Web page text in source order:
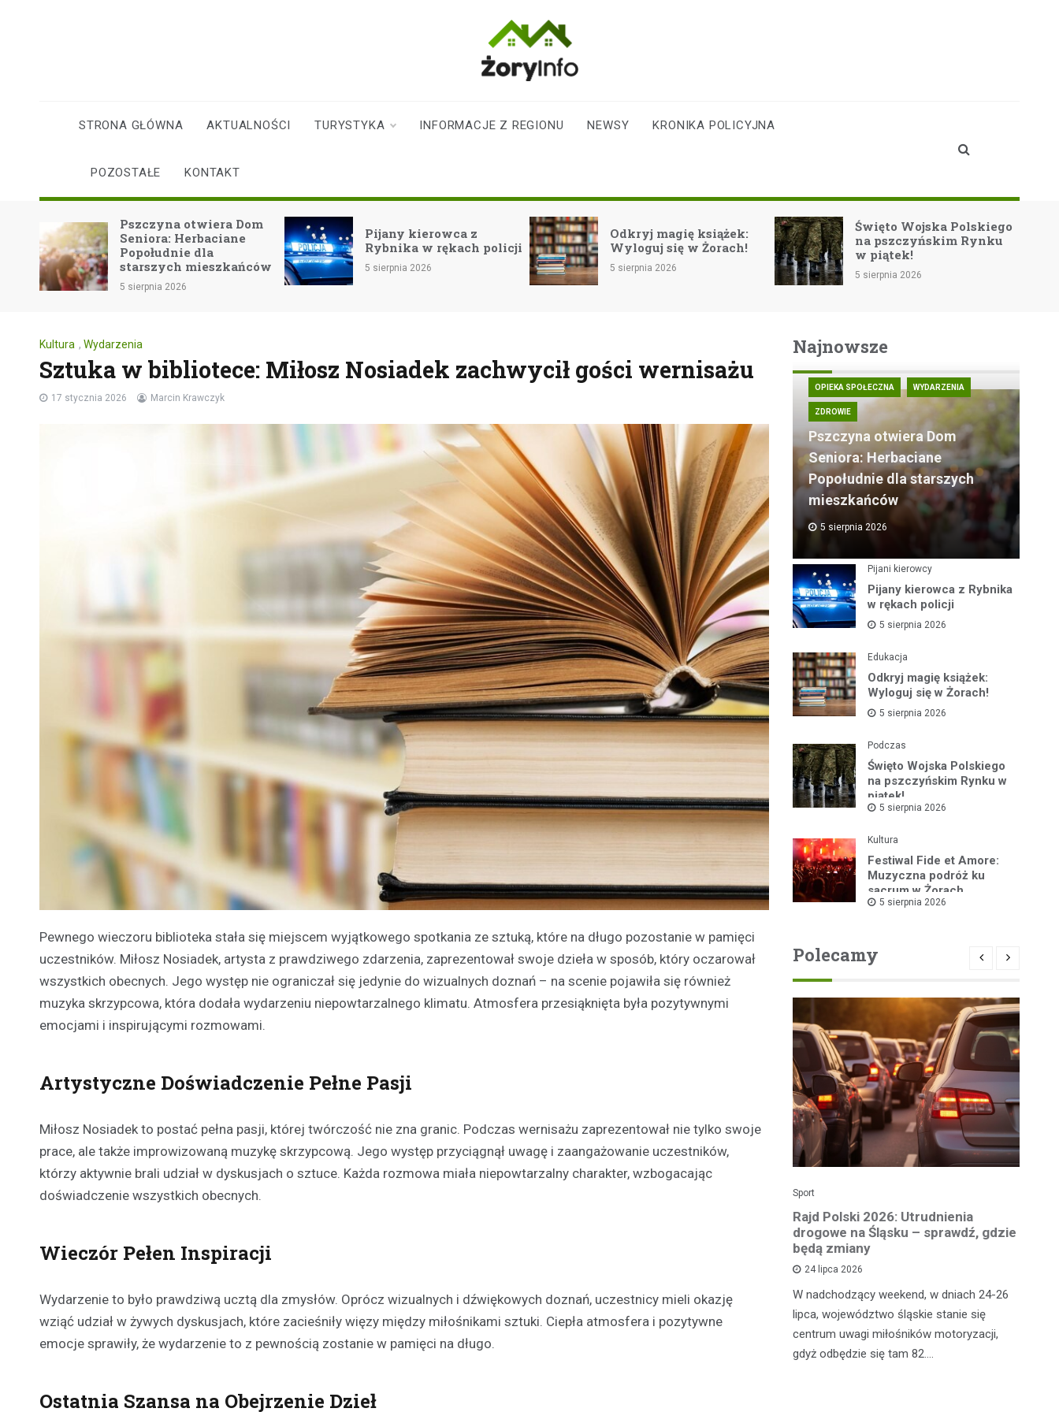
mieszkańców
Żor
STRONA GŁÓWNA AKTUALNOŚCI TURYSTYKA INFORMACJE Z REGIONU NEWSY KRONIKA POLICYJNA
POZOSTAŁE KONTAKT
Pszczyna otwiera Dom
Seniora: Herbaciane
Popołudnie dla
starszych mieszkańców
5 sierpnia 2026
Pijany kierowca z
Rybnika w rękach policji
5 sierpnia 2026
Odkryj magię książek:
Wyloguj się w Żorach!
5 sierpnia 2026
Święto Wojska Polskiego
na pszczyńskim Rynku
w piątek!
5 sierpnia 2026
Kultura , Wydarzenia
Sztuka w bibliotece: Miłosz Nosiadek zachwycił gości wernisażu
17 stycznia 2026 Marcin Krawczyk
Pewnego wieczoru biblioteka stała się miejscem wyjątkowego spotkania ze sztuką, które na długo pozostanie w pamięci
uczestników. Miłosz Nosiadek, artysta z prawdziwego zdarzenia, zaprezentował swoje dzieła w sposób, który oczarował
wszystkich obecnych. Jego występ nie ograniczał się jedynie do wizualnych doznań – na scenie pojawiła się również
muzyka skrzypcowa, która dodała wydarzeniu niepowtarzalnego klimatu. Atmosfera przesiąknięta była pozytywnymi
emocjami i inspirującymi rozmowami.
Artystyczne Doświadczenie Pełne Pasji
Miłosz Nosiadek to postać pełna pasji, której twórczość nie zna granic. Podczas wernisażu zaprezentował nie tylko swoje
prace, ale także improwizowaną muzykę skrzypcową. Jego występ przyciągnął uwagę i zaangażowanie uczestników,
którzy aktywnie brali udział w dyskusjach o sztuce. Każda rozmowa miała niepowtarzalny charakter, wzbogacając
doświadczenie wszystkich obecnych.
Wieczór Pełen Inspiracji
Wydarzenie to było prawdziwą ucztą dla zmysłów. Oprócz wizualnych i dźwiękowych doznań, uczestnicy mieli okazję
wziąć udział w żywych dyskusjach, które zacieśniły więzy między miłośnikami sztuki. Ciepła atmosfera i pozytywne
emocje sprawiły, że wydarzenie to z pewnością zostanie w pamięci na długo.
Ostatnia Szansa na Obejrzenie Dzieł
Najnowsze
OPIEKA SPOŁECZNA WYDARZENIA
ZDROWIE
Pszczyna otwiera Dom
Seniora: Herbaciane
Popołudnie dla starszych
mieszkańców
5 sierpnia 2026
Pijani kierowcy
Pijany kierowca z Rybnika
w rękach policji
5 sierpnia 2026
Edukacja
Odkryj magię książek:
Wyloguj się w Żorach!
5 sierpnia 2026
Podczas
Święto Wojska Polskiego
na pszczyńskim Rynku w
piątek!
5 sierpnia 2026
Kultura
Festiwal Fide et Amore:
Muzyczna podróż ku
sacrum w Żorach
5 sierpnia 2026
Polecamy
W minioną niedzielę mieszkańcy
Moszczenicy mieli okazję uczestniczyć w
Sport
Rajd Polski 2026: Utrudnienia
drogowe na Śląsku – sprawdź, gdzie
będą zmiany
24 lipca 2026
W nadchodzący weekend, w dniach 24-26
lipca, województwo śląskie stanie się
centrum uwagi miłośników motoryzacji,
gdyż odbędzie się tam 82.…